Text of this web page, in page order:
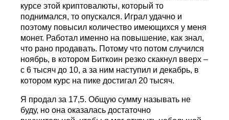
курсе этой криптовалюты, который то
поднимался, то опускался. Играл удачно и
поэтому повысил количество имеющихся у меня
монет. Работал именно на повышение, как знал,
что рано продавать. Потому что потом случился
ноябрь, в котором Биткоин резко скакнул вверх –
с 6 тысяч до 10, а за ним наступил и декабрь, в
котором курс на пике достигал 20 тысяч.
Я продал за 17,5. Общую сумму называть не
буду, но она оказалась достаточно